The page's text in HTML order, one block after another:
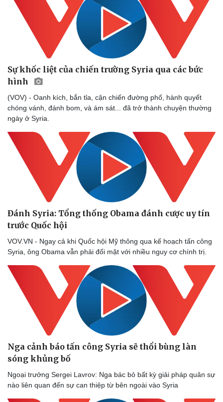
Sự khốc liệt của chiến trường Syria qua các bức
hình
(VOV) - Oanh kích, bắn tỉa, cận chiến đường phố, hành quyết
chóng vánh, đánh bom, và ám sát... đã trở thành chuyện thường
ngày ở Syria.
Đánh Syria: Tổng thống Obama đánh cược uy tín
trước Quốc hội
VOV.VN - Ngay cả khi Quốc hội Mỹ thông qua kế hoạch tấn công
Syria, ông Obama vẫn phải đối mặt với nhiều nguy cơ chính trị.
Nga cảnh báo tấn công Syria sẽ thổi bùng làn
sóng khủng bố
Ngoại trưởng Sergei Lavrov: Nga bác bỏ bất kỳ giải pháp quân sự
nào liên quan đến sự can thiệp từ bên ngoài vào Syria